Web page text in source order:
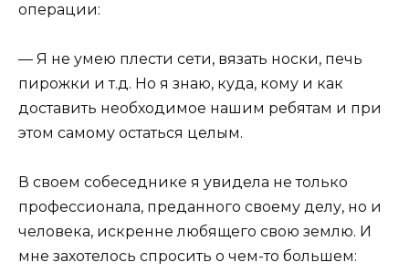
операции:
— Я не умею плести сети, вязать носки, печь
пирожки и т.д. Но я знаю, куда, кому и как
доставить необходимое нашим ребятам и при
этом самому остаться целым.
В своем собеседнике я увидела не только
профессионала, преданного своему делу, но и
человека, искренне любящего свою землю. И
мне захотелось спросить о чем-то большем: